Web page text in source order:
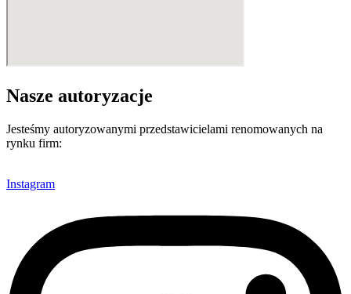
Nasze autoryzacje
Jesteśmy autoryzowanymi przedstawicielami renomowanych na
rynku firm:
Instagram